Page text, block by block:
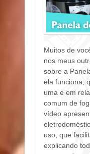
Muitos de
nos meus
sobre a
ela funciona,
uma e em
comum de
vídeo
uso, que
explicando